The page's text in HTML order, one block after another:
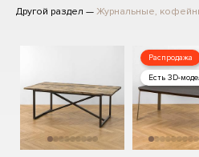
Другой раздел — Журнальные,
Распродажа
Есть 3D-